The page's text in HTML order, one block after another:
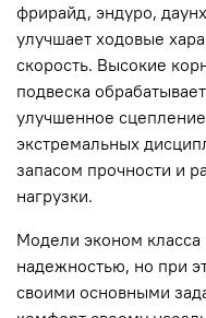
фрирайд, эндуро,
улучшает ходовые
скорость. Высокие
подвеска
улучшенное
экстремальных
запасом прочности и
нагрузки.
Модели эконом класса
надежностью, но при
своими основными